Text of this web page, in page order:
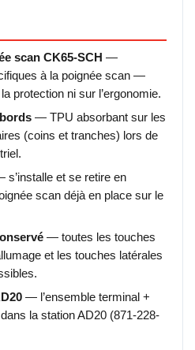
scan CK65-SCH —
à la poignée scan —
protection ni sur l’ergonomie.
— TPU absorbant sur les
(coins et tranches) lors de
s’installe et se retire en
scan déjà en place sur le
— toutes les touches
et les touches latérales
— l’ensemble terminal +
la station AD20 (871-228-